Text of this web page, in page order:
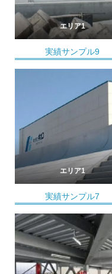
エリア1
実績サンプル9
エリア1
実績サンプル7